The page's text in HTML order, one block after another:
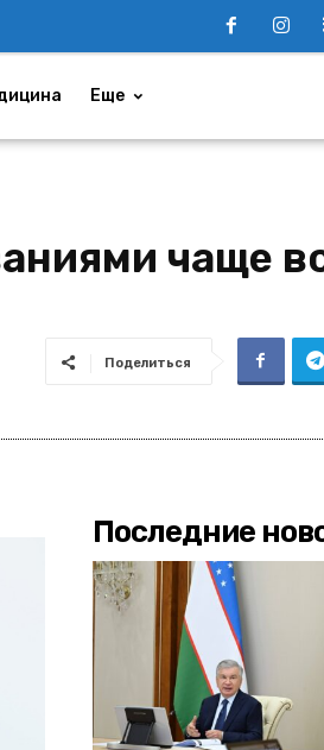
Еще
чаще
Поделиться
Последние